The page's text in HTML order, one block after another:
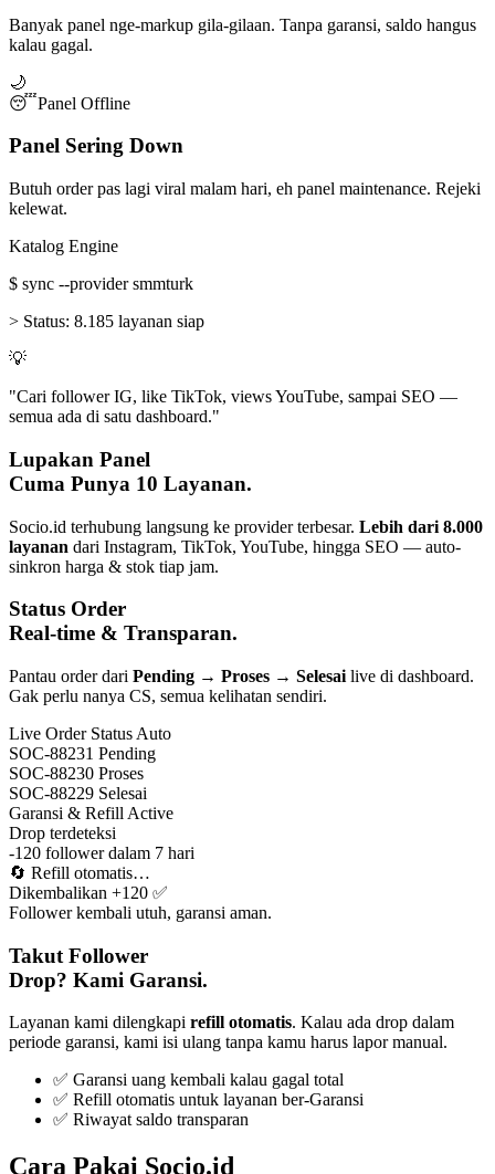
Banyak panel nge-markup gila-gilaan. Tanpa garansi, saldo hangus
kalau gagal.
🌙
😴Panel Offline
Panel Sering Down
Butuh order pas lagi viral malam hari, eh panel maintenance. Rejeki
kelewat.
Katalog Engine
$ sync --provider smmturk
> Status: 8.185 layanan siap
💡
"Cari follower IG, like TikTok, views YouTube, sampai SEO —
semua ada di satu dashboard."
Lupakan Panel
Cuma Punya 10 Layanan.
Socio.id terhubung langsung ke provider terbesar. Lebih dari 8.000
layanan dari Instagram, TikTok, YouTube, hingga SEO — auto-
sinkron harga & stok tiap jam.
Status Order
Real-time & Transparan.
Pantau order dari Pending → Proses → Selesai live di dashboard.
Gak perlu nanya CS, semua kelihatan sendiri.
Live Order Status Auto
SOC-88231 Pending
SOC-88230 Proses
SOC-88229 Selesai
Garansi & Refill Active
Drop terdeteksi
-120 follower dalam 7 hari
🔄 Refill otomatis…
Dikembalikan +120 ✅
Follower kembali utuh, garansi aman.
Takut Follower
Drop? Kami Garansi.
Layanan kami dilengkapi refill otomatis. Kalau ada drop dalam
periode garansi, kami isi ulang tanpa kamu harus lapor manual.
✅ Garansi uang kembali kalau gagal total
✅ Refill otomatis untuk layanan ber-Garansi
✅ Riwayat saldo transparan
Cara Pakai Socio.id